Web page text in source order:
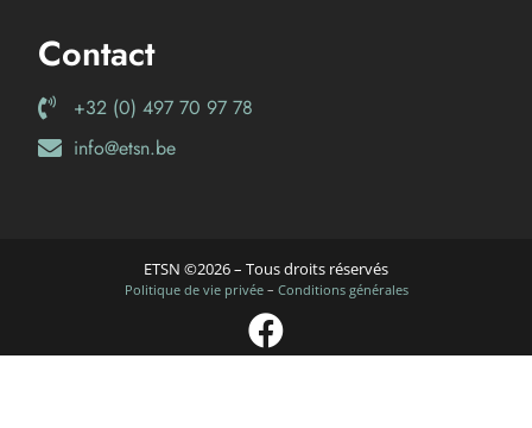
Contact
+32 (0) 497 70 97 78
info@etsn.be
ETSN ©2026 – Tous droits réservés
Politique de vie privée– Conditions générales